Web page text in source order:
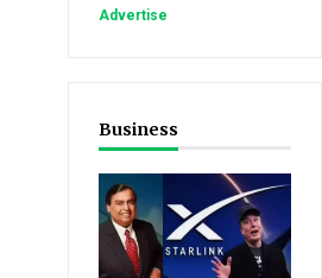
Advertise
Business